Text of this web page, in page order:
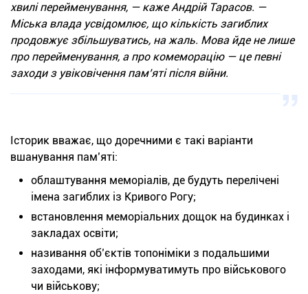
хвилі перейменування, — каже Андрій Тарасов. —
Міська влада усвідомлює, що кількість загиблих
продовжує збільшуватись, на жаль. Мова йде не лише
про перейменування, а про комеморацію — це певні
заходи з увіковічення пам’яті після війни.
Історик вважає, що доречними є такі варіанти
вшанування пам’яті:
облаштування меморіалів, де будуть перелічені
імена загиблих із Кривого Рогу;
встановлення меморіальних дощок на будинках і
закладах освіти;
називання об’єктів топоніміки з подальшими
заходами, які інформуватимуть про військового
чи військову;